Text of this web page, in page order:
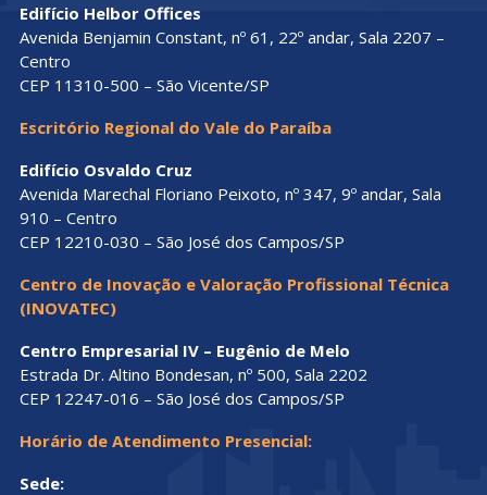
Edifício Helbor Offices
Avenida Benjamin Constant, nº 61, 22º andar, Sala 2207 –
Centro
CEP 11310-500 – São Vicente/SP
Escritório Regional do Vale do Paraíba
Edifício Osvaldo Cruz
Avenida Marechal Floriano Peixoto, nº 347, 9º andar, Sala
910 – Centro
CEP 12210-030 – São José dos Campos/SP
Centro de Inovação e Valoração Profissional Técnica
(INOVATEC)
Centro Empresarial IV – Eugênio de Melo
Estrada Dr. Altino Bondesan, nº 500, Sala 2202
CEP 12247-016 – São José dos Campos/SP
Horário de Atendimento Presencial:
Sede: